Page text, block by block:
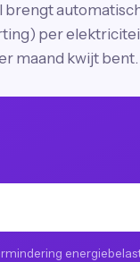
brengt
per
maand kwijt bent.